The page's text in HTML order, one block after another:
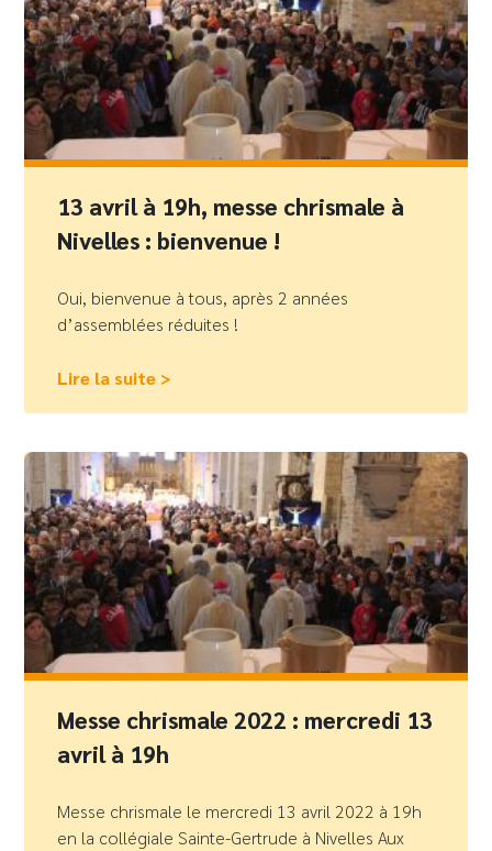
13 avril à 19h, messe chrismale à
Nivelles : bienvenue !
Oui, bienvenue à tous, après 2 années
d’assemblées réduites !
Lire la suite >
Messe chrismale 2022 : mercredi 13
avril à 19h
Messe chrismale le mercredi 13 avril 2022 à 19h
en la collégiale Sainte-Gertrude à Nivelles Aux